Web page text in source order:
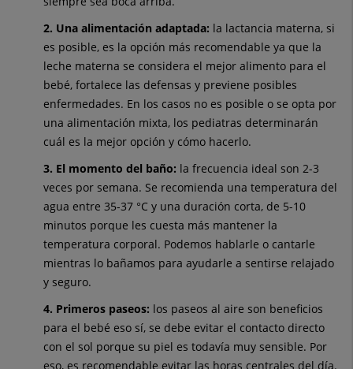
2. Una alimentación adaptada: la lactancia materna, si
es posible, es la opción más recomendable ya que la
leche materna se considera el mejor alimento para el
bebé, fortalece las defensas y previene posibles
enfermedades. En los casos no es posible o se opta por
una alimentación mixta, los pediatras determinarán
cuál es la mejor opción y cómo hacerlo.
3. El momento del baño: la frecuencia ideal son 2-3
veces por semana. Se recomienda una temperatura del
agua entre 35-37 °C y una duración corta, de 5-10
minutos porque les cuesta más mantener la
temperatura corporal. Podemos hablarle o cantarle
mientras lo bañamos para ayudarle a sentirse relajado
y seguro.
4. Primeros paseos: los paseos al aire son beneficios
para el bebé eso sí, se debe evitar el contacto directo
con el sol porque su piel es todavía muy sensible. Por
eso, es recomendable evitar las horas centrales del día.